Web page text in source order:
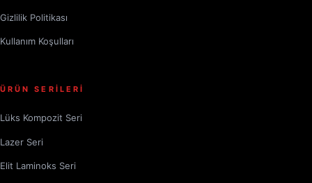
Gizlilik Politikası
Kullanım Koşulları
ÜRÜN SERİLERİ
Lüks Kompozit Seri
Lazer Seri
Elit Laminoks Seri